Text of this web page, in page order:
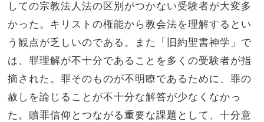
しての宗教法人法の区別がつかない受験者が大変多
かった。キリストの権能から教会法を理解するとい
う観点が乏しいのである。また「旧約聖書神学」で
は、罪理解が不十分であることを多くの受験者が指
摘された。罪そのものが不明瞭であるために、罪の
赦しを論じることが不十分な解答が少なくなかっ
た。贖罪信仰とつながる重要な課題として、十分意